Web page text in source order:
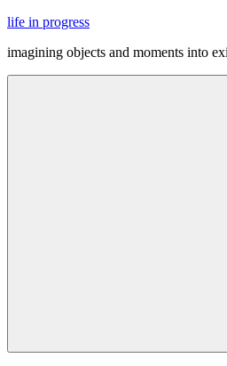
Skip
content
life in progress
imagining objects and moments into